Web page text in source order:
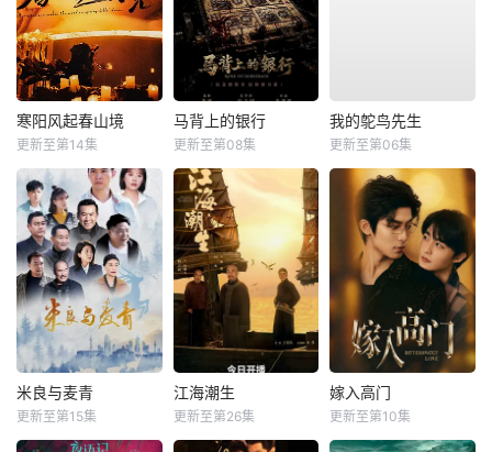
寒阳风起春山境
更新至第14集
马背上的银行
更新至第08集
我的鸵鸟先生
更新至第06集
米良与麦青
更新至第15集
江海潮生
更新至第26集
嫁入高门
更新至第10集